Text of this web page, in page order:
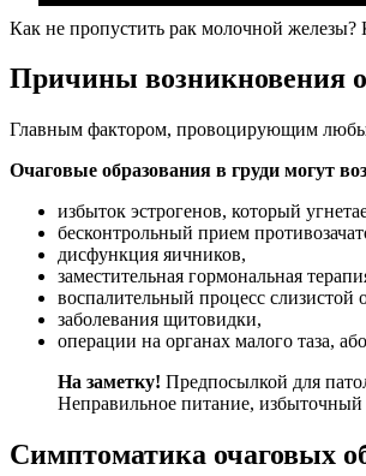
Как не пропустить рак молочной
Причины возникновения
Главным фактором, провоцирующим
Очаговые образования в груди могут
избыток эстрогенов, который
бесконтрольный прием
дисфункция яичников,
заместительная гормональная
воспалительный процесс
заболевания щитовидки,
операции на органах малого таза,
На заметку! Предпосылкой для
Неправильное питание, избыточный
Симптоматика очаговых